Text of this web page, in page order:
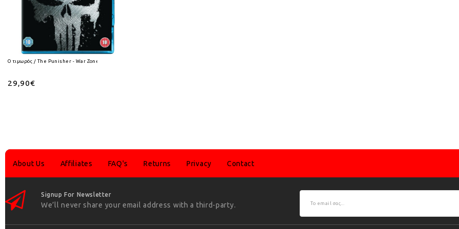
Ο τιμωρός / The Punisher - War Zone Blu-Ray
29,90€
About Us Affiliates FAQ's Returns Privacy Contact
Signup For Newsletter
We’ll never share your email address with a third-party.